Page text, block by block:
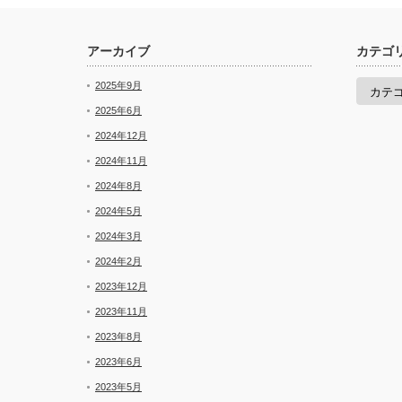
アーカイブ
2025年9月
2025年6月
2024年12月
2024年11月
2024年8月
2024年5月
2024年3月
2024年2月
2023年12月
2023年11月
2023年8月
2023年6月
2023年5月
カテゴ
カ